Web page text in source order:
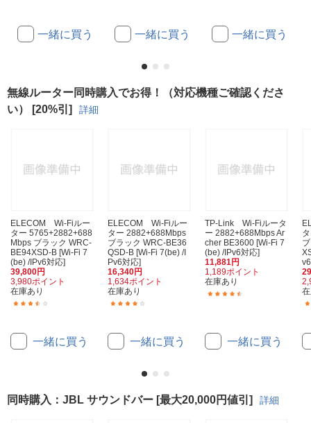
一緒に買う 一緒に買う 一緒に買う
無線ルーター同時購入でお得！（対応機種ご確認くださ
い） [20%引]
詳細
ELECOM Wi-Fiルー
ター 5765+2882+688
Mbps ブラック WRC-
BE94XSD-B [Wi-Fi 7
(be) /IPv6対応]
39,800円
3,980ポイント
在庫あり
一緒に買う
ELECOM Wi-Fiルー
ター 2882+688Mbps
ブラック WRC-BE36
QSD-B [Wi-Fi 7(be) /I
Pv6対応]
16,340円
1,634ポイント
在庫あり
一緒に買う
TP-Link Wi-Fiルータ
ー 2882+688Mbps Ar
cher BE3600 [Wi-Fi 7
(be) /IPv6対応]
11,881円
1,189ポイント
在庫あり
一緒に買う
同時購入：JBL サウンドバー [最大20,000円値引] 詳細